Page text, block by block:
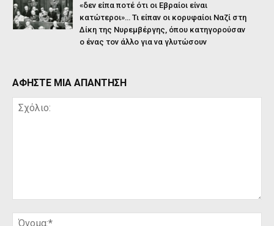
«δεν είπα ποτέ ότι οι Εβραίοι είναι
κατώτεροι»… Τι είπαν οι κορυφαίοι Ναζί στη
Δίκη της Νυρεμβέργης, όπου κατηγορούσαν
ο ένας τον άλλο για να γλυτώσουν
ΑΦΗΣΤΕ ΜΙΑ ΑΠΑΝΤΗΣΗ